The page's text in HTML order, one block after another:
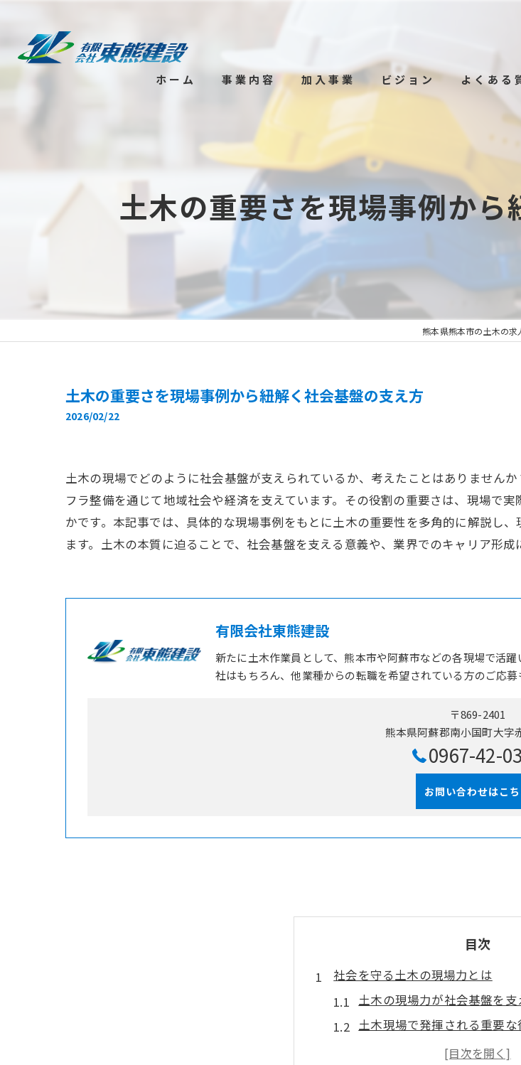
ホーム 事業内容 加入事業 ビジョン よくある
土木の重要さを現場事例か
熊本県熊本市の土木の
土木の重要さを現場事例から紐解く社会基盤の支え方
2026/02/22
土木の現場でどのように社会基盤が支えられているか、考えたことはありません
フラ整備を通じて地域社会や経済を支えています。その役割の重要さは、現場で
かです。本記事では、具体的な現場事例をもとに土木の重要性を多角的に解説し
ます。土木の本質に迫ることで、社会基盤を支える意義や、業界でのキャリア形
有限会社東熊建設
新たに土木作業員として、熊本市や阿蘇市などの各現場で活
社はもちろん、他業種からの転職を希望されている方のご応募
〒869-2401
熊本県阿蘇郡南小国町大字
0967-42-
お問い合わせはこち
目次
社会を守る土木の現場力とは
土木の現場力が社会基盤を
土木現場で発揮される重要
インフラ維持に不可欠な土木